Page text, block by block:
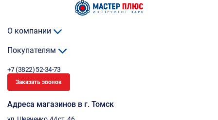
О компании
Покупателям
+7 (3822) 52-34-73
Заказать звонок
Адреса магазинов в г. Томск